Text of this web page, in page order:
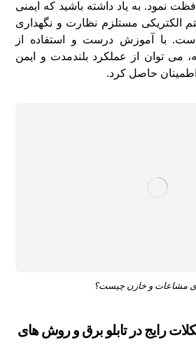
نمود. به‌ یاد داشته باشید که ایمنی
الکتریکی مستلزم نظارت و نگهداری
با آموزش درست و استفاده از
می‌ توان از عملکرد بلندمدت و ایمن
حاصل کرد.
مشاعات و خازن چیست؟
رایج در تابلو برق و روش‌ های